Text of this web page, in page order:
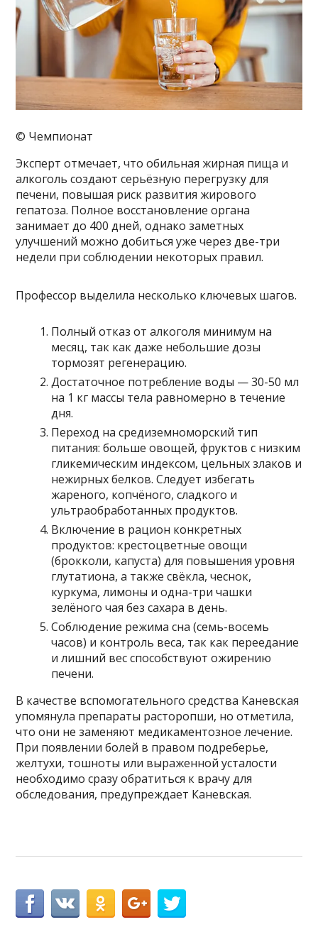
© Чемпионат
Эксперт отмечает, что обильная жирная пища и
алкоголь создают серьёзную перегрузку для
печени, повышая риск развития жирового
гепатоза. Полное восстановление органа
занимает до 400 дней, однако заметных
улучшений можно добиться уже через две-три
недели при соблюдении некоторых правил.
Профессор выделила несколько ключевых шагов.
Полный отказ от алкоголя минимум на
месяц, так как даже небольшие дозы
тормозят регенерацию.
Достаточное потребление воды — 30-50 мл
на 1 кг массы тела равномерно в течение
дня.
Переход на средиземноморский тип
питания: больше овощей, фруктов с низким
гликемическим индексом, цельных злаков и
нежирных белков. Следует избегать
жареного, копчёного, сладкого и
ультраобработанных продуктов.
Включение в рацион конкретных
продуктов: крестоцветные овощи
(брокколи, капуста) для повышения уровня
глутатиона, а также свёкла, чеснок,
куркума, лимоны и одна-три чашки
зелёного чая без сахара в день.
Соблюдение режима сна (семь-восемь
часов) и контроль веса, так как переедание
и лишний вес способствуют ожирению
печени.
В качестве вспомогательного средства Каневская
упомянула препараты расторопши, но отметила,
что они не заменяют медикаментозное лечение.
При появлении болей в правом подреберье,
желтухи, тошноты или выраженной усталости
необходимо сразу обратиться к врачу для
обследования, предупреждает Каневская.